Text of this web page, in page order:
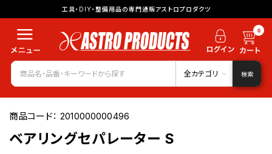
工具・DIY・整備用品の専門通販アストロプロダクツ
0
全カテゴリ 検索
商品コード：2010000000496
ベアリングセパレーター S